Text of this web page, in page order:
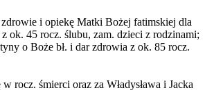
zdrowie i opiekę Matki Bożej fatimskiej dla
ok. 45 rocz. ślubu, zam. dzieci z rodzinami;
o Boże bł. i dar zdrowia z ok. 85 rocz.
rocz. śmierci oraz za Władysława i Jacka